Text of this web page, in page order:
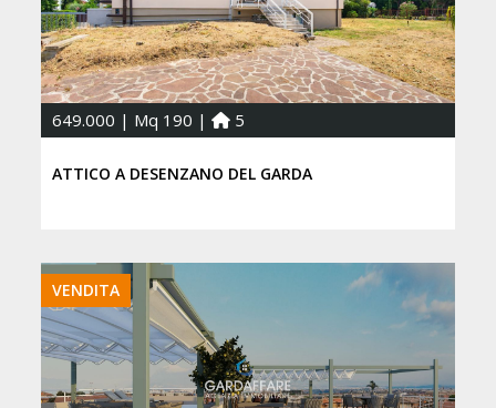
649.000 | Mq 190 | 5
ATTICO A DESENZANO DEL GARDA
VENDITA